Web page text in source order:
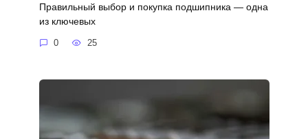
Правильный выбор и покупка подшипника — одна
из ключевых
0 25